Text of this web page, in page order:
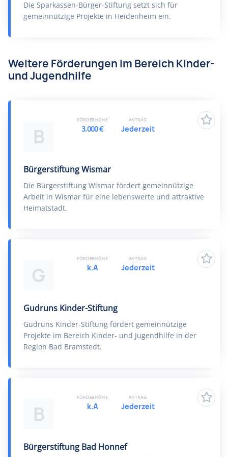
Die Sparkassen-Bürger-Stiftung setzt sich für
gemeinnützige Projekte in Heidenheim ein.
Weitere Förderungen im Bereich Kinder-
und Jugendhilfe
B
Bürgerstiftung Wismar
Die Bürgerstiftung Wismar fördert gemeinnützige
Arbeit in Wismar für eine lebenswerte und attraktive
Heimatstadt.
FÖRDERHÖHE
3.000 €
ANTRAG
Jederzeit
G
Gudruns Kinder-Stiftung
Gudruns Kinder-Stiftung fördert gemeinnützige
Projekte im Bereich Kinder- und Jugendhilfe in der
Region Bad Bramstedt.
FÖRDERHÖHE
k.A
ANTRAG
Jederzeit
B
Bürgerstiftung Bad Honnef
FÖRDERHÖHE
k.A
ANTRAG
Jederzeit